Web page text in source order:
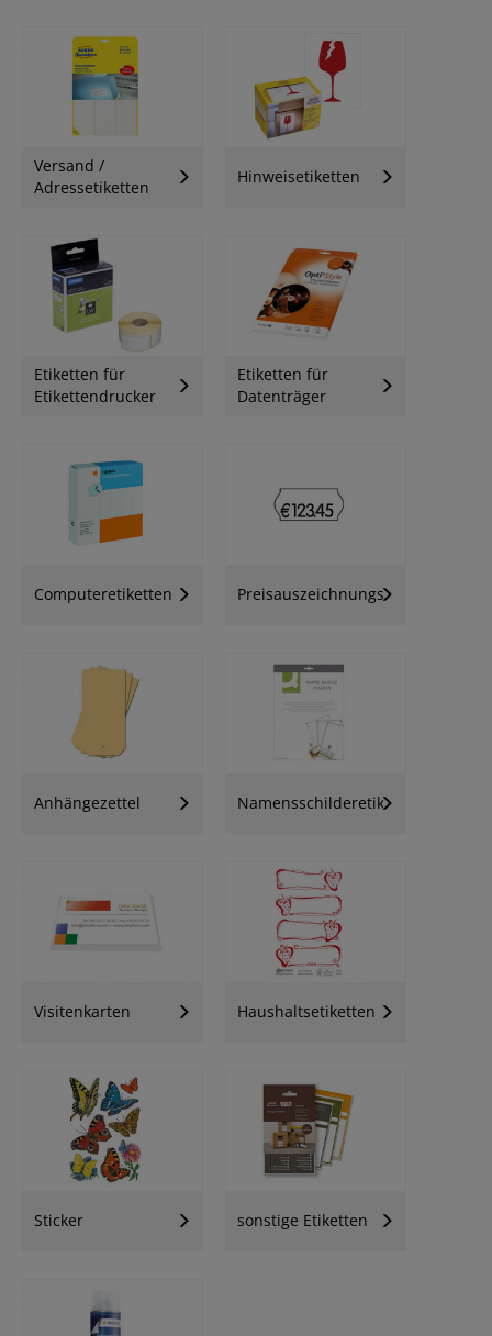
Versand /
Adressetiketten
Hinweisetiketten
Etiketten für
Etikettendrucker
Etiketten für
Datenträger
Computeretiketten Preisauszeichnungsetiketten
Anhängezettel Namensschilderetiketten
Visitenkarten Haushaltsetiketten
Sticker sonstige Etiketten